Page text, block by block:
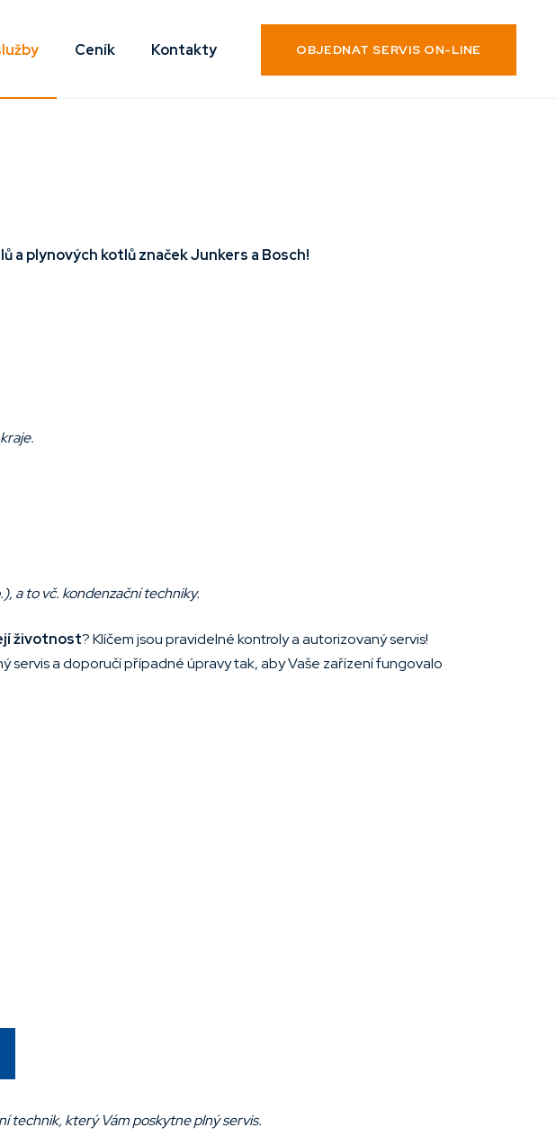
Ceník Kontakty OBJEDNAT SERVIS ON-LINE
a plynových kotlů značek Junkers a Bosch!
a to vč. kondenzační techniky.
životnost? Klíčem jsou pravidelné kontroly a autorizovaný servis!
servis a doporučí případné úpravy tak, aby Vaše zařízení fungovalo
technik, který Vám poskytne plný servis.